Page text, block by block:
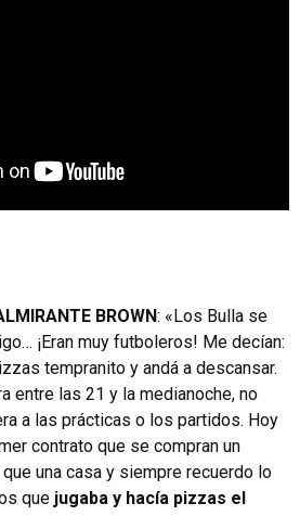
BROWN: «Los Bulla se
¡Eran muy futboleros! Me decían:
tempranito y andá a descansar.
entre las 21 y la medianoche, no
a las prácticas o los partidos. Hoy
contrato que se compran un
una casa y siempre recuerdo lo
que jugaba y hacía pizzas el